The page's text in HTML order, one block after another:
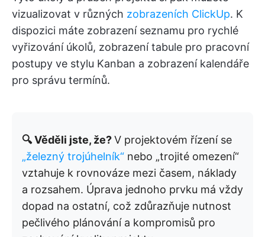
vizualizovat v různých zobrazeních ClickUp. K
dispozici máte zobrazení seznamu pro rychlé
vyřizování úkolů, zobrazení tabule pro pracovní
postupy ve stylu Kanban a zobrazení kalendáře
pro správu termínů.
🔍 Věděli jste, že?V projektovém řízení se
„železný trojúhelník“ nebo „trojité omezení“
vztahuje k rovnováze mezi časem, náklady
a rozsahem. Úprava jednoho prvku má vždy
dopad na ostatní, což zdůrazňuje nutnost
pečlivého plánování a kompromisů pro